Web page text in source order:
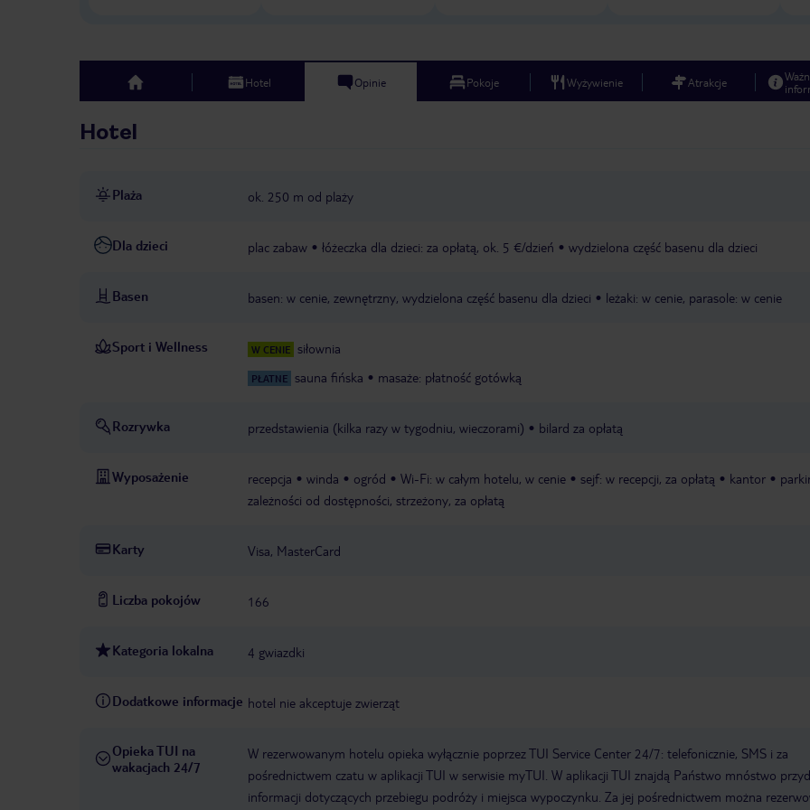
top Hotel Opinie Pokoje Wyżywienie Atrakcje
Hotel
Plaża ok. 250 m od plaży
Dla dzieci plac zabaw łóżeczka dla dzieci: za opłatą, ok. 5 €/dzień wydzielona część basenu dla dzieci
Basen basen: w cenie, zewnętrzny, wydzielona część basenu dla dzieci leżaki: w cenie, parasole: w cenie
Sport i Wellness W CENIE siłownia
PŁATNE sauna fińska masaże: płatność gotówką
Rozrywka przedstawienia (kilka razy w tygodniu, wieczorami) bilard za opłatą
Wyposażenie recepcja winda ogród Wi-Fi: w całym hotelu, w cenie sejf: w recepcji, za opłatą kantor
zależności od dostępności, strzeżony, za opłatą
Karty Visa, MasterCard
Liczba pokojów 166
Kategoria lokalna 4 gwiazdki
Dodatkowe informacje hotel nie akceptuje zwierząt
Opieka TUI na
wakacjach 24/7
W rezerwowanym hotelu opieka wyłącznie poprzez TUI Service Center 24/7: telefonicznie, SMS i za
pośrednictwem czatu w aplikacji TUI w serwisie myTUI. W aplikacji TUI znajdą Państwo mnóstwo
informacji dotyczących przebiegu podróży i miejsca wypoczynku. Za jej pośrednictwem można